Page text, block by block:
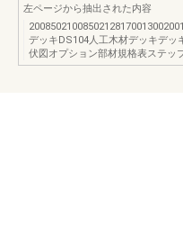
左ページから抽出された内容
デッキDS104人工木材デッキデッ
伏図オプション部材規格表ステッ